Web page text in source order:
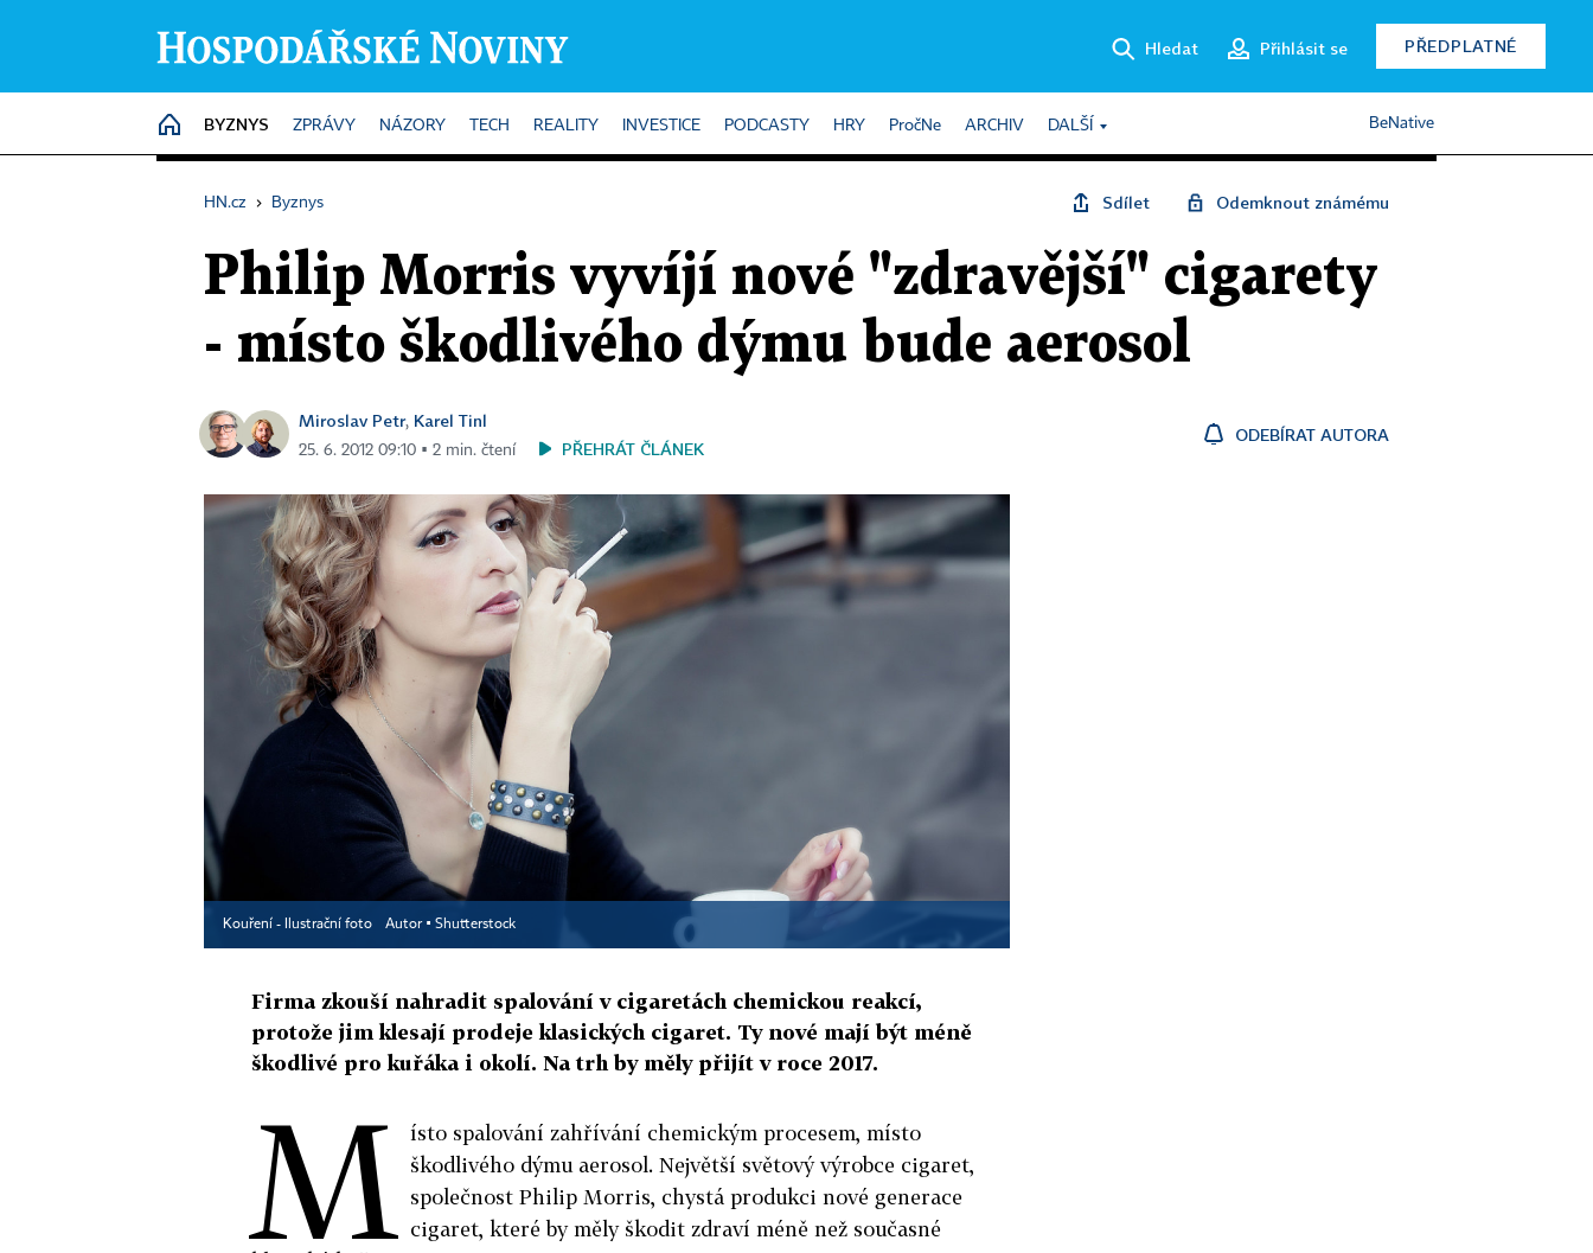
Hledat Přihlásit se PŘEDPLATNÉ
HOME
BYZNYS ZPRÁVY NÁZORY TECH REALITY INVESTICE PODCASTY HRY PročNe ARCHIV DALŠÍ BeNative
HN.cz › Byznys Sdílet Odemknout známému
Philip Morris vyvíjí nové "zdravější" cigarety
- místo škodlivého dýmu bude aerosol
Miroslav Petr, Karel Tinl
25. 6. 2012 09:10 ▪ 2 min. čtení PŘEHRÁT ČLÁNEK
ODEBÍRAT AUTORA
Kouření - Ilustrační foto Autor ▪ Shutterstock
Firma zkouší nahradit spalování v cigaretách chemickou reakcí,
protože jim klesají prodeje klasických cigaret. Ty nové mají být méně
škodlivé pro kuřáka i okolí. Na trh by měly přijít v roce 2017.
M ísto spalování zahřívání chemickým procesem, místo
škodlivého dýmu aerosol. Největší světový výrobce cigaret,
společnost Philip Morris, chystá produkci nové generace
cigaret, které by měly škodit zdraví méně než současné